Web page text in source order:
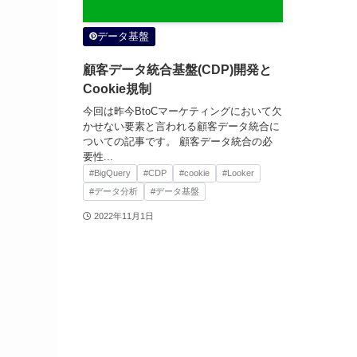
データ基盤
顧客データ統合基盤(CDP)開発と
Cookie規制
今回は昨今BtoCマーケティングにおいて欠
かせない要素と言われる顧客データ統合に
ついての記事です。 顧客データ統合の必
要性...
#BigQuery #CDP #cookie
#Looker
#データ分析
#データ基盤
2022年11月1日